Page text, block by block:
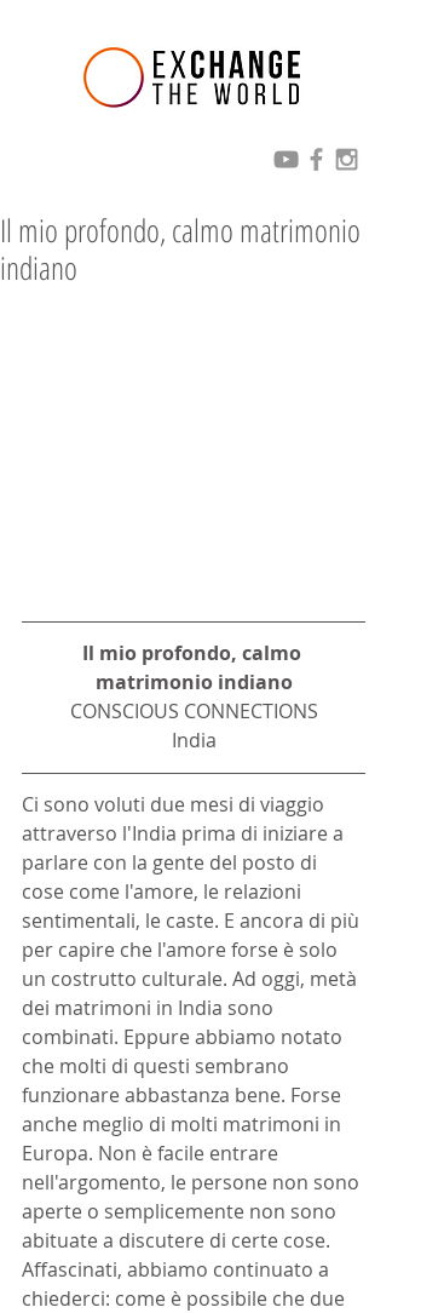
Il mio profondo, calmo matrimonio
indiano
Il mio profondo, calmo
matrimonio indiano
CONSCIOUS CONNECTIONS
India
Ci sono voluti due mesi di viaggio
attraverso l'India prima di iniziare a
parlare con la gente del posto di
cose come l'amore, le relazioni
sentimentali, le caste. E ancora di più
per capire che l'amore forse è solo
un costrutto culturale. Ad oggi, metà
dei matrimoni in India sono
combinati. Eppure abbiamo notato
che molti di questi sembrano
funzionare abbastanza bene. Forse
anche meglio di molti matrimoni in
Europa. Non è facile entrare
nell'argomento, le persone non sono
aperte o semplicemente non sono
abituate a discutere di certe cose.
Affascinati, abbiamo continuato a
chiederci: come è possibile che due